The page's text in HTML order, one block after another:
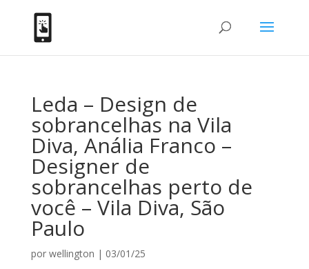
Leda – Design de
sobrancelhas na Vila
Diva, Anália Franco –
Designer de
sobrancelhas perto de
você – Vila Diva, São
Paulo
por wellington | 03/01/25